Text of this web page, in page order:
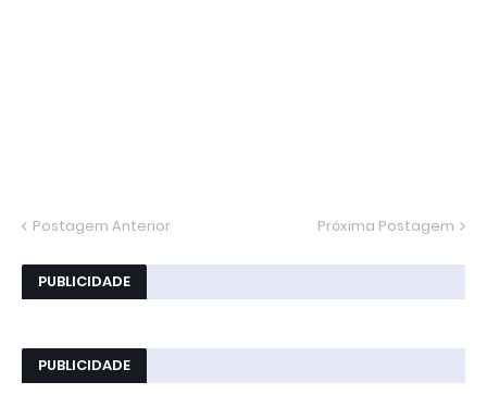
Postagem Anterior Próxima Postagem
PUBLICIDADE
PUBLICIDADE